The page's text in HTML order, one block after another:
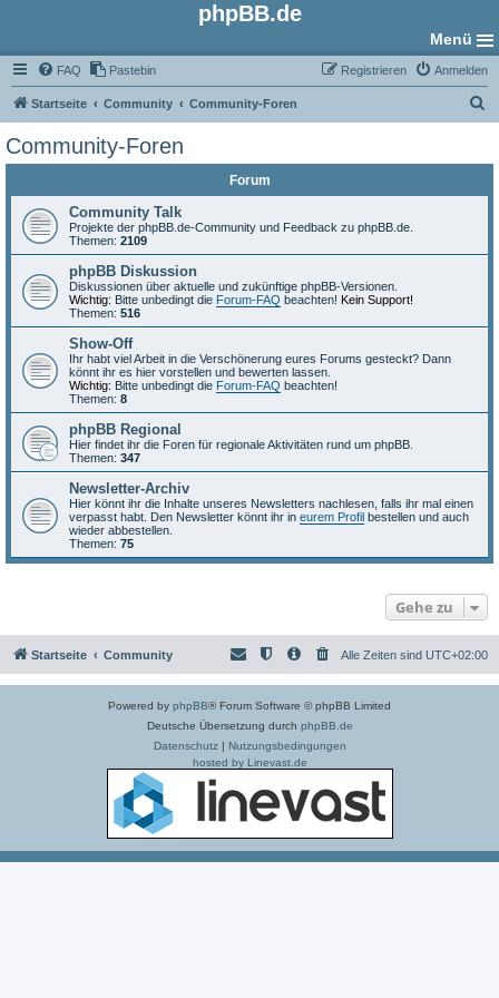
phpBB.de
Menü
FAQ Pastebin Anmelden
Registrieren
Startseite Community Community-Foren
Community-Foren
Forum
Community Talk
Projekte der phpBB.de-Community und Feedback zu phpBB.de.
Themen: 2109
phpBB Diskussion
Diskussionen über aktuelle und zukünftige phpBB-Versionen.
Wichtig: Bitte unbedingt die Forum-FAQ beachten! Kein Support!
Themen: 516
Show-Off
Ihr habt viel Arbeit in die Verschönerung eures Forums gesteckt? Dann
könnt ihr es hier vorstellen und bewerten lassen.
Wichtig: Bitte unbedingt die Forum-FAQ beachten!
Themen: 8
phpBB Regional
Hier findet ihr die Foren für regionale Aktivitäten rund um phpBB.
Themen: 347
Newsletter-Archiv
Hier könnt ihr die Inhalte unseres Newsletters nachlesen, falls ihr mal einen
verpasst habt. Den Newsletter könnt ihr in eurem Profil bestellen und auch
wieder abbestellen.
Themen: 75
Gehe zu
Startseite Community Alle Zeiten sind UTC+02:00
Powered by phpBB® Forum Software © phpBB Limited
Deutsche Übersetzung durch phpBB.de
Datenschutz| Nutzungsbedingungen
hosted by Linevast.de